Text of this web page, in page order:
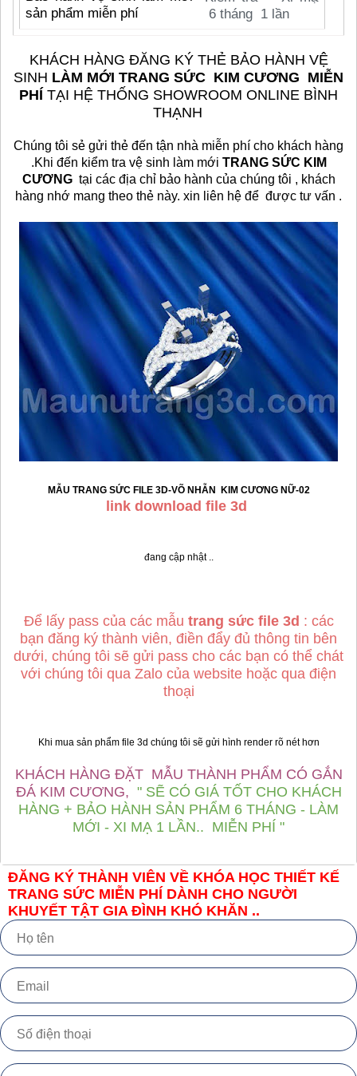
sản phẩm miễn phí
6 tháng 1 lần
KHÁCH HÀNG ĐĂNG KÝ THẺ BẢO HÀNH VỆ
SINH LÀM MỚI TRANG SỨC KIM CƯƠNG MIỄN
PHÍ TẠI HỆ THỐNG SHOWROOM ONLINE BÌNH
THẠNH
Chúng tôi sẻ gửi thẻ đến tận nhà miễn phí cho khách hàng
.Khi đến kiểm tra vệ sinh làm mới TRANG SỨC KIM
CƯƠNG tại các địa chỉ bảo hành của chúng tôi , khách
hàng nhớ mang theo thẻ này. xin liên hệ để được tư vấn .
MẪU TRANG SỨC FILE 3D-VÕ NHẪN KIM CƯƠNG NỮ-02
link download file 3d
đang cập nhật ..
Để lấy pass của các mẫu trang sức file 3d : các
bạn đăng ký thành viên, điền đẩy đủ thông tin bên
dưới, chúng tôi sẽ gửi pass cho các bạn có thể chát
với chúng tôi qua Zalo của website hoặc qua điện
thoại
Khi mua sản phẩm file 3d chúng tôi sẽ gửi hình render rõ nét hơn
KHÁCH HÀNG ĐẶT MẪU THÀNH PHẨM CÓ GẮN
ĐÁ KIM CƯƠNG, " SẼ CÓ GIÁ TỐT CHO KHÁCH
HÀNG + BẢO HÀNH SẢN PHẨM 6 THÁNG - LÀM
MỚI - XI MẠ 1 LẦN.. MIỄN PHÍ "
ĐĂNG KÝ THÀNH VIÊN VỀ KHÓA HỌC THIẾT KẾ
TRANG SỨC MIỄN PHÍ DÀNH CHO NGƯỜI
KHUYẾT TẬT GIA ĐÌNH KHÓ KHĂN ..